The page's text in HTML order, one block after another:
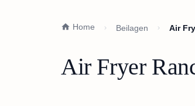
Home Beilagen Air
Air Fryer